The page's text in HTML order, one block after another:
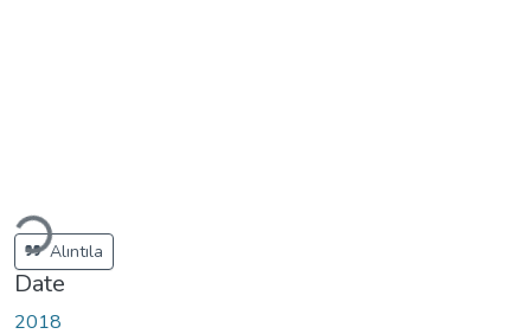
Loading...
Alıntıla
Date
2018